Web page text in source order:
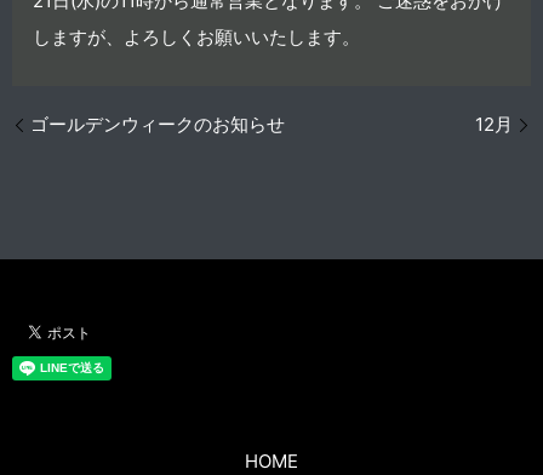
しますが、よろしくお願いいたします。
ゴールデンウィークのお知らせ 12月
HOME